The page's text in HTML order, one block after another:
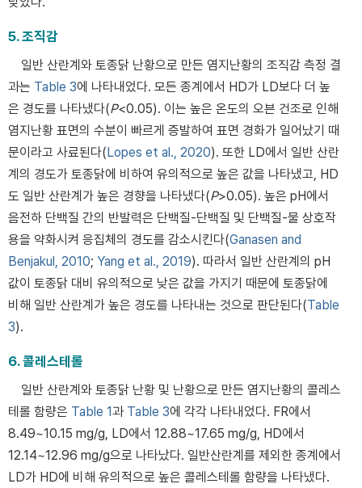
5. 조직감
일반 산란계와 토종닭 난황으로 만든 염지난황의 조직감 측정 결
과는 Table 3에 나타내었다. 모든 종계에서 HD가 LD보다 더 높
은 경도를 나타냈다(P<0.05). 이는 높은 온도의 오븐 건조로 인해
염지난황 표면의 수분이 빠르게 증발하여 표면 경화가 일어났기 때
문이라고 사료된다(Lopes et al., 2020). 또한 LD에서 일반 산란
계의 경도가 토종닭에 비하여 유의적으로 높은 값을 나타냈고, HD
도 일반 산란계가 높은 경향을 나타냈다(P>0.05). 높은 pH에서
음전하 단백질 간의 반발력은 단백질-단백질 및 단백질-물 상호작
용을 약화시켜 응집체의 경도를 감소시킨다(Ganasen and
Benjakul, 2010; Yang et al., 2019). 따라서 일반 산란계의 pH
값이 토종닭 대비 유의적으로 낮은 값을 가지기 때문에 토종닭에
비해 일반 산란계가 높은 경도를 나타내는 것으로 판단된다(Table
3).
6. 콜레스테롤
일반 산란계와 토종닭 난황 및 난황으로 만든 염지난황의 콜레스
테롤 함량은 Table 1과 Table 3에 각각 나타내었다. FR에서
8.49~10.15 mg/g, LD에서 12.88~17.65 mg/g, HD에서
12.14~12.96 mg/g으로 나타났다. 일반산란계를 제외한 종계에서
LD가 HD에 비해 유의적으로 높은 콜레스테롤 함량을 나타냈다.